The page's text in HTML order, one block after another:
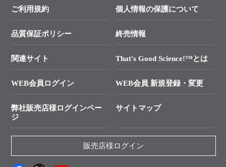
価格改定のご案内
技術セミナーのご案内
タカラバイオ発表文献
クローニング実験ガイド
SMARTer NGSポータルサイト
プライマー設計
制限酵素切断サイトの検索
ユーザーズボイス集
抗体検索サイト
├ 実験コンシェルジュ
├ 受託サービスお問い合わせ
資料請求 機器関連
資料請求 受託関連
資料請求 核酸抽出・精製カタログ
サンプル請求一覧
ご利用規約 個人情報の保護について
品質保証ポリシー 終売情報
関連サイト That's Good Science!™とは
WEB会員ログイン WEB会員 新規登録・変更
弊社販売店様ログインペー
ジ
サイトマップ
販売店様ログイン